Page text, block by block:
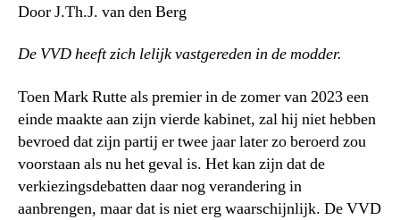
Door J.Th.J. van den Berg
De VVD heeft zich lelijk vastgereden in de modder.
Toen Mark Rutte als premier in de zomer van 2023 een
einde maakte aan zijn vierde kabinet, zal hij niet hebben
bevroed dat zijn partij er twee jaar later zo beroerd zou
voorstaan als nu het geval is. Het kan zijn dat de
verkiezingsdebatten daar nog verandering in
aanbrengen, maar dat is niet erg waarschijnlijk. De VVD